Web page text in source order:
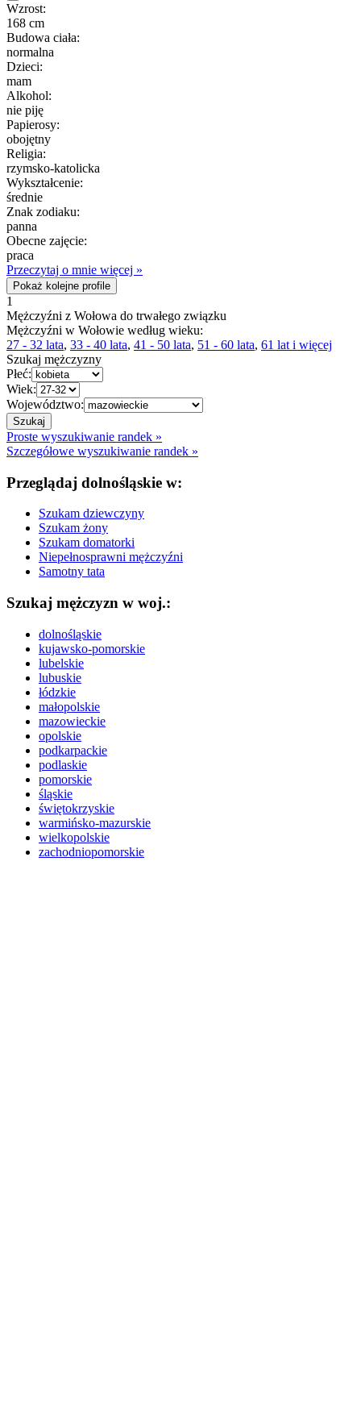
Wzrost:
168 cm
Budowa ciała:
normalna
Dzieci:
mam
Alkohol:
nie piję
Papierosy:
obojętny
Religia:
rzymsko-katolicka
Wykształcenie:
średnie
Znak zodiaku:
panna
Obecne zajęcie:
praca
Przeczytaj o mnie więcej »
Pokaż kolejne profile
1
Mężczyźni z Wołowa do trwałego związku
Mężczyźni w Wołowie według wieku:
27 - 32 lata, 33 - 40 lata, 41 - 50 lata, 51 - 60 lata, 61 lat i więcej
Szukaj mężczyzny
Płeć:
Wiek:
Województwo:
Proste wyszukiwanie randek »
Szczegółowe wyszukiwanie randek »
Przeglądaj dolnośląskie w:
Szukam dziewczyny
Szukam żony
Szukam domatorki
Niepełnosprawni mężczyźni
Samotny tata
Szukaj mężczyzn w woj.:
dolnośląskie
kujawsko-pomorskie
lubelskie
lubuskie
łódzkie
małopolskie
mazowieckie
opolskie
podkarpackie
podlaskie
pomorskie
śląskie
świętokrzyskie
warmińsko-mazurskie
wielkopolskie
zachodniopomorskie